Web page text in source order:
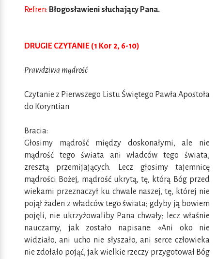
Refren: Błogosławieni słuchający Pana.
DRUGIE CZYTANIE (1 Kor 2, 6-10)
Prawdziwa mądrość
Czytanie z Pierwszego Listu Świętego Pawła Apostoła
do Koryntian
Bracia:
Głosimy mądrość między doskonałymi, ale nie
mądrość tego świata ani władców tego świata,
zresztą przemijających. Lecz głosimy tajemnicę
mądrości Bożej, mądrość ukrytą, tę, którą Bóg przed
wiekami przeznaczył ku chwale naszej, tę, której nie
pojął żaden z władców tego świata; gdyby ją bowiem
pojęli, nie ukrzyżowaliby Pana chwały; lecz właśnie
nauczamy, jak zostało napisane: «Ani oko nie
widziało, ani ucho nie słyszało, ani serce człowieka
nie zdołało pojąć, jak wielkie rzeczy przygotował Bóg